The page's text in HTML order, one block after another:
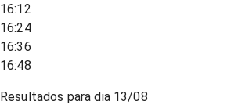
16:12
16:24
16:36
16:48
Resultados para dia 13/08